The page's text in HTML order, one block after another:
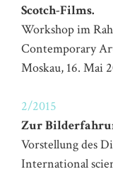
Scotch-Films.
Workshop im
Contemporary
Moskau, 16. Mai
2/2015
Zur
Vorstellung des
International